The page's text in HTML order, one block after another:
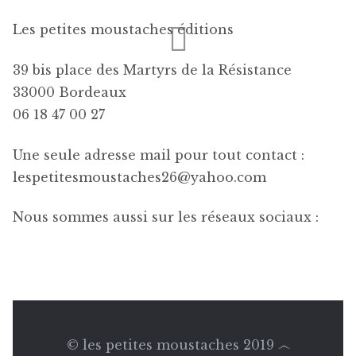
Événements
Presse
Exposition
L’esprit
Les petites moustaches éditions
39 bis place des Martyrs de la Résistance
33000 Bordeaux
06 18 47 00 27
Une seule adresse mail pour tout contact :
lespetitesmoustaches26@yahoo.com
Nous sommes aussi sur les réseaux sociaux :
© les petites moustaches 2019 ෴